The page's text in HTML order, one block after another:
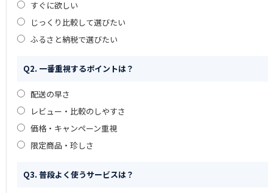
すぐに欲しい
じっくり比較して選びたい
ふるさと納税で選びたい
Q2. 一番重視するポイントは？
配送の早さ
レビュー・比較のしやすさ
価格・キャンペーン重視
限定商品・珍しさ
Q3. 普段よく使うサービスは？